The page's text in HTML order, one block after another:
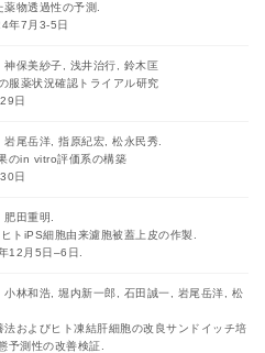
物透過性の予測.
年7月3-5日
保美紗子, 浅井治行, 鈴木匡
服薬状況確認トライアル研究
日
尾岳洋, 指原紀宏, 松永民秀.
のin vitro評価系の構築
日
田重明.
トiPS細胞由来濾胞被蓋上皮の作製.
12月5日–6日.
林和浩, 堀内新一郎, 石田誠一, 岩尾岳洋, 松
およびヒト凍結肝細胞の改良サンドイッチ培
予測性の改善検証.